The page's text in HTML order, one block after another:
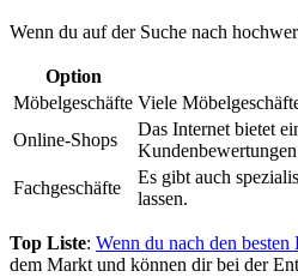
Wenn du auf der Suche nach
Option
Möbelgeschäfte Viele
Online-Shops
Das Internet bietet
Fachgeschäfte
Es gibt auch
lassen.
Top Liste: Wenn du nach den
dem Markt und können dir bei der